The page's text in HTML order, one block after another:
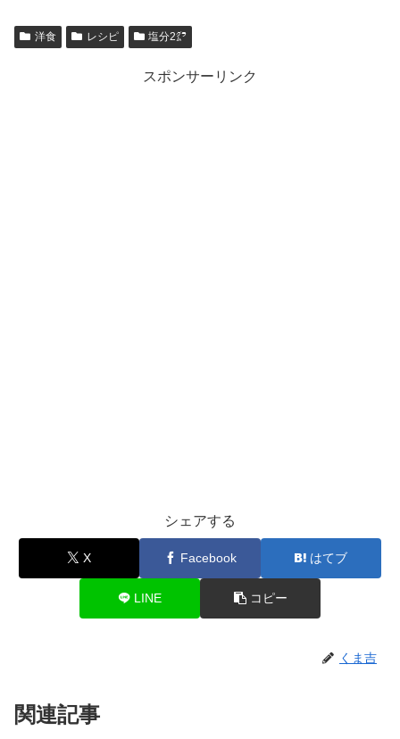
洋食 レシピ 塩分2㌘
スポンサーリンク
シェアする
X Facebook はてブ
LINE コピー
くま吉
関連記事